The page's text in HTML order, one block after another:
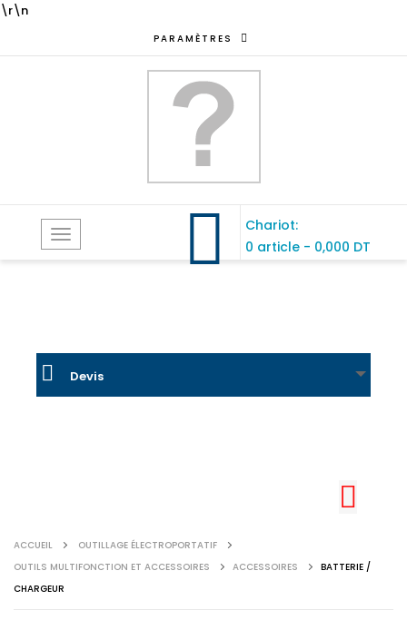
\r\n
PARAMÈTRES
Toggle
Chariot:
0 article - 0,000 DT
Devis
ACCUEIL
OUTILLAGE ÉLECTROPORTATIF
OUTILS MULTIFONCTION ET ACCESSOIRES
ACCESSOIRES
BATTERIE /
CHARGEUR